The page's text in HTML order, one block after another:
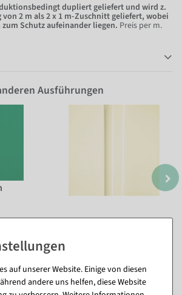
dupliert geliefert und wird z.
von 2 m als 2 x 1 m-Zuschnitt geliefert, wobei
Schutz aufeinander liegen. Preis per m.
Ausführungen
auf unserer Website. Einige von diesen
andere uns helfen, diese Website